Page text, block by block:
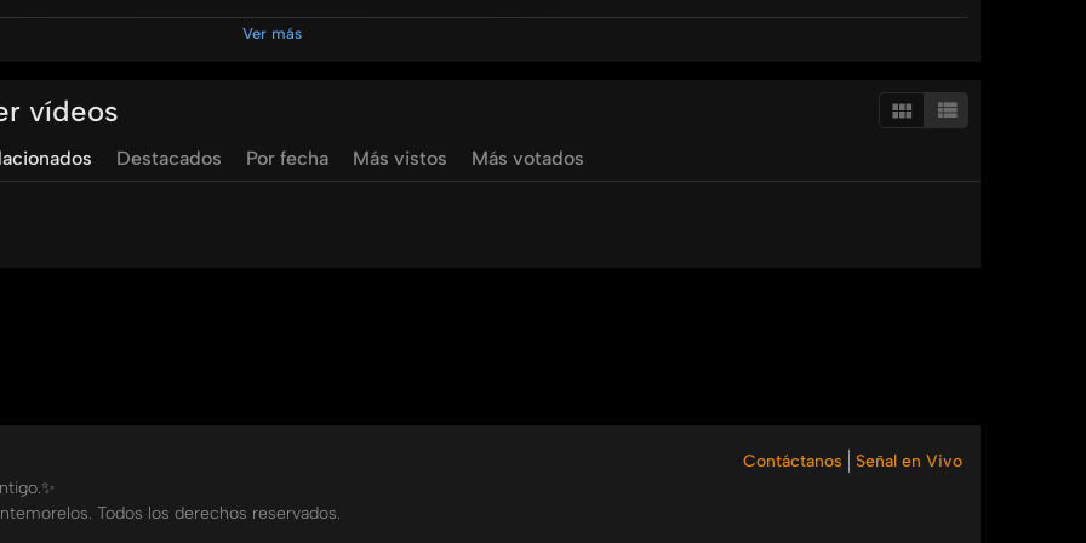
@unimontemorelos @pulsoum @umradioo
servicio de la inteligencia emocional
Ver más
vídeos
Destacados Por fecha Más vistos Más votados
Contáctanos Señal en Vivo
Todos los derechos reservados.